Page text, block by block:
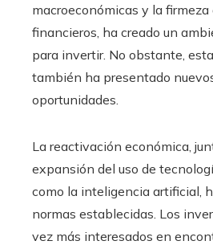
macroeconómicas y la firmeza
financieros, ha creado un
para invertir. No obstante,
también ha presentado
oportunidades.
La reactivación económica,
expansión del uso de
como la inteligencia artificial,
normas establecidas. Los
vez más interesados en